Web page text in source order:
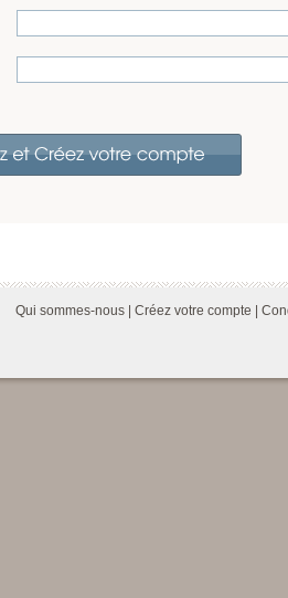
Qui sommes-nous Créez votre compte